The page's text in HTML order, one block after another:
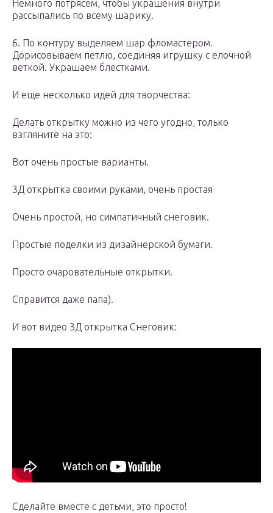
Немного потрясем, чтобы украшения внутри
рассыпались по всему шарику.
6. По контуру выделяем шар фломастером.
Дорисовываем петлю, соединяя игрушку с елочной
веткой. Украшаем блестками.
И еще несколько идей для творчества:
Делать открытку можно из чего угодно, только
взгляните на это:
Вот очень простые варианты.
3Д открытка своими руками, очень простая
Очень простой, но симпатичный снеговик.
Простые поделки из дизайнерской бумаги.
Просто очаровательные открытки.
Справится даже папа).
И вот видео 3Д открытка Снеговик:
Сделайте вместе с детьми, это просто!